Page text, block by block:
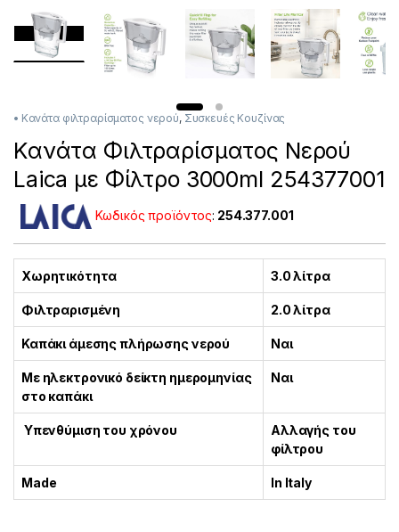
• Κανάτα φιλτραρίσματος νερού, Συσκευές Κουζίνας
Κανάτα Φιλτραρίσματος Νερού
Laica με Φίλτρο 3000ml 254377001
Κωδικός προϊόντος: 254.377.001
Χωρητικότητα 3.0 λίτρα
Φιλτραρισμένη 2.0 λίτρα
Καπάκι άμεσης πλήρωσης νερού Ναι
Με ηλεκτρονικό δείκτη ημερομηνίας
στο καπάκι
Ναι
Υπενθύμιση του χρόνου
Αλλαγής του
φίλτρου
Made In Italy